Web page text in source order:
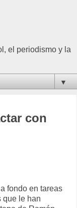
el periodismo y la
▼
con
fondo en tareas
que le han